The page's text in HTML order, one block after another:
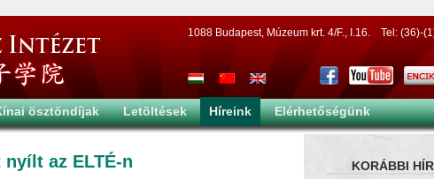
1088 Budapest, Múzeum krt. 4/F., I.16. Tel: (36)-
ösztöndíjak Letöltések Híreink Elérhetőségünk
az ELTÉ-n KORÁBBI